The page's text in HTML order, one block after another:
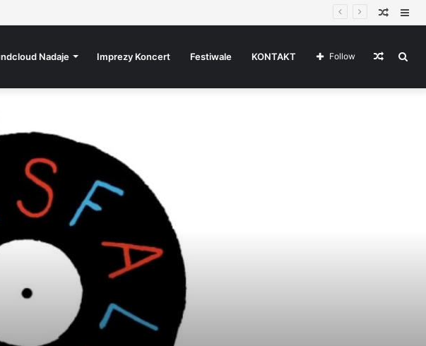
Random
Nadaje Imprezy Koncert Festiwale KONTAKT Random
Follow